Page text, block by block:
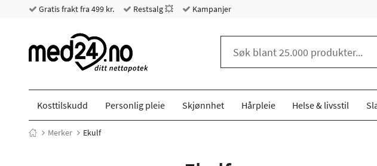
Gratis frakt fra 499 kr. Restsalg 💥 Kampanjer
Kosttilskudd Personlig pleie Skjønnhet Hårpleie Helse & livsstil
Merker Ekulf